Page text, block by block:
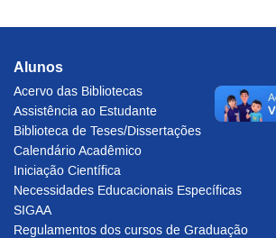
Alunos
Acervo das Bibliotecas
Assistência ao Estudante
Biblioteca de Teses/Dissertações
Calendário Acadêmico
Iniciação Científica
Necessidades Educacionais Específicas
SIGAA
Regulamentos dos cursos de Graduação